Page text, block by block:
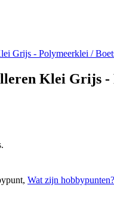
Klei Grijs -
Wat zijn hobbypunten?